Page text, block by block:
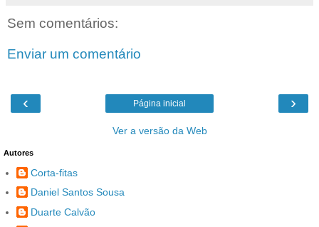
Sem comentários:
Enviar um comentário
‹ ›
Página inicial
Ver a versão da Web
Autores
Corta-fitas
Daniel Santos Sousa
Duarte Calvão